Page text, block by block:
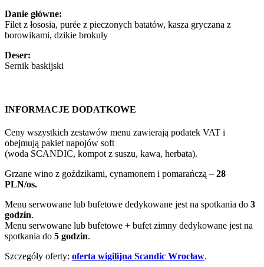
Danie główne:
Filet z łososia, purée z pieczonych batatów, kasza gryczana z
borowikami, dzikie brokuły
Deser:
Sernik baskijski
INFORMACJE DODATKOWE
Ceny wszystkich zestawów menu zawierają podatek VAT i
obejmują pakiet napojów soft
(woda SCANDIC, kompot z suszu, kawa, herbata).
Grzane wino z goździkami, cynamonem i pomarańczą – 28
PLN/os.
Menu serwowane lub bufetowe dedykowane jest na spotkania do 3
godzin.
Menu serwowane lub bufetowe + bufet zimny dedykowane jest na
spotkania do 5 godzin.
Szczegóły oferty: oferta wigilijna Scandic Wrocław.